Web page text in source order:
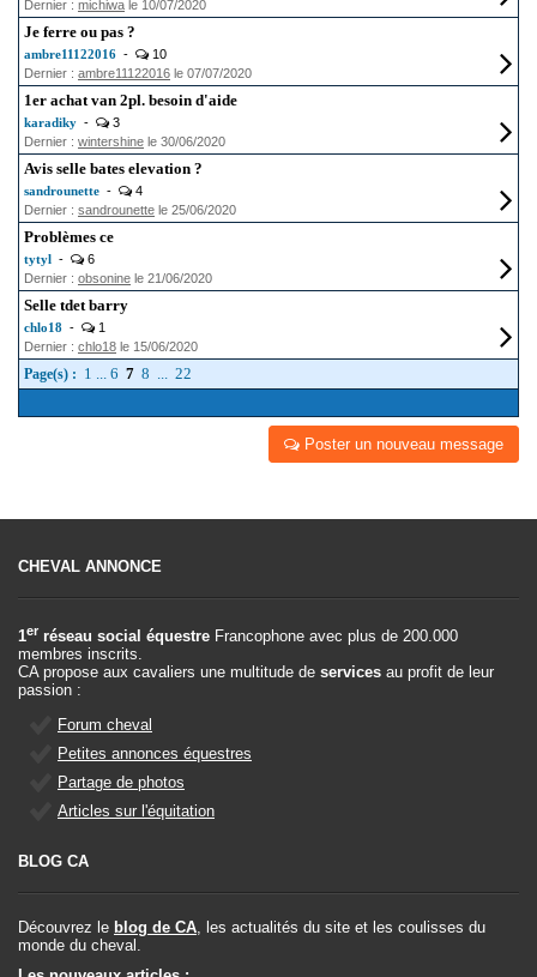
Dernier : michiwa le 10/07/2020
Je ferre ou pas ?
ambre11122016 -
10
Dernier : ambre11122016 le 07/07/2020
1er achat van 2pl. besoin d'aide
karadiky -
3
Dernier : wintershine le 30/06/2020
Avis selle bates elevation ?
sandrounette -
4
Dernier : sandrounette le 25/06/2020
Problèmes ce
tytyl -
6
Dernier : obsonine le 21/06/2020
Selle tdet barry
chlo18 -
1
Dernier : chlo18 le 15/06/2020
Page(s) : 1 ... 6 7 8 ... 22
Poster un nouveau message
CHEVAL ANNONCE
1er réseau social équestre Francophone avec plus de 200.000
membres inscrits.
CA propose aux cavaliers une multitude de services au profit de leur
passion :
Forum cheval
Petites annonces équestres
Partage de photos
Articles sur l'équitation
BLOG CA
Découvrez le blog de CA, les actualités du site et les coulisses du
monde du cheval.